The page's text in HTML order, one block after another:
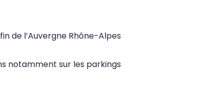
de l’Auvergne Rhône-Alpes
notamment sur les parkings